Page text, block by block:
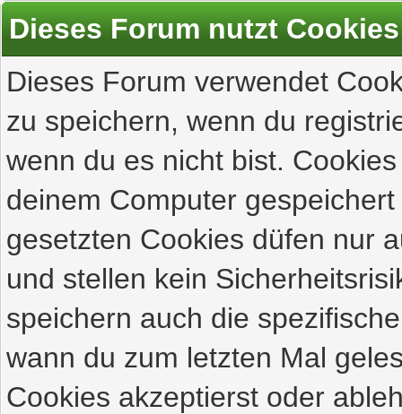
Dieses Forum nutzt Cookies
Dieses Forum verwendet
zu speichern, wenn du
wenn du es nicht bist.
deinem Computer
gesetzten Cookies düfen nur
und stellen kein
speichern auch die
wann du zum letzten Mal
Cookies akzeptierst oder